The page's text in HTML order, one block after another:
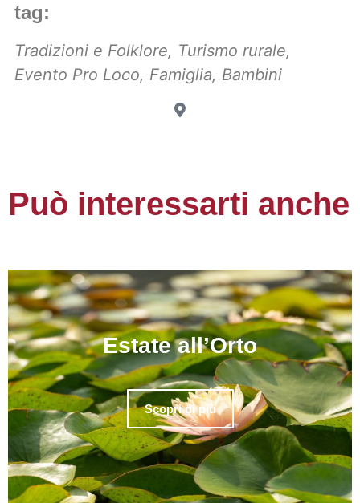
tag:
Tradizioni e Folklore, Turismo rurale,
Evento Pro Loco, Famiglia, Bambini
Può interessarti anche
Estate all’Orto
Scopri di più